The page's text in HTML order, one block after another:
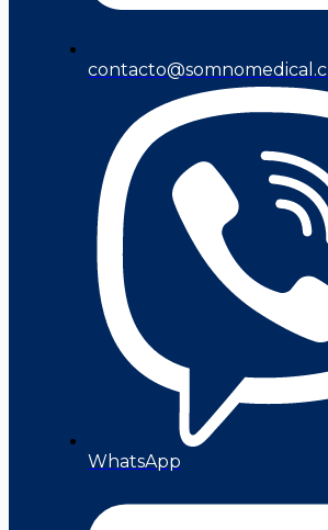
contacto@somnomedical.cl
WhatsApp